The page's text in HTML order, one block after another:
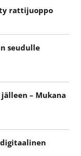
rattijuoppo
seudulle
– Mukana